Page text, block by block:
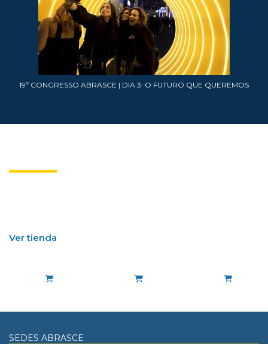
19º CONGRESSO ABRASCE | DIA 3: O FUTURO QUE QUEREMOS
Ver tienda
SEDES ABRASCE